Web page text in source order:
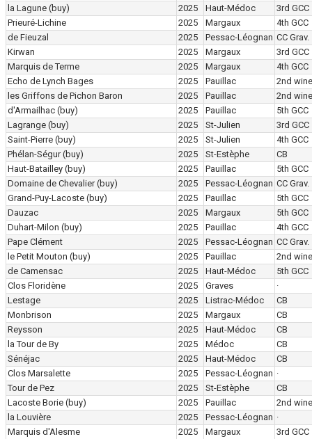
la Lagune (buy) 2025 Haut-Médoc
3rd GCC
Prieuré-Lichine
2025 Margaux
4th GCC
de Fieuzal
2025 Pessac-Léognan CC Grav.
Kirwan
2025 Margaux
3rd GCC
Marquis de Terme
2025 Margaux
4th GCC
Echo de Lynch Bages
2025 Pauillac
2nd wine
les Griffons de Pichon Baron
2025 Pauillac
2nd wine
d'Armailhac (buy) 2025 Pauillac
5th GCC
Lagrange (buy) 2025 St-Julien
3rd GCC
Saint-Pierre (buy) 2025 St-Julien
4th GCC
Phélan-Ségur (buy) 2025 St-Estèphe
CB
Haut-Batailley (buy) 2025 Pauillac
5th GCC
Domaine de Chevalier (buy) 2025 Pessac-Léognan CC Grav.
Grand-Puy-Lacoste (buy) 2025 Pauillac
5th GCC
Dauzac
2025 Margaux
5th GCC
Duhart-Milon (buy) 2025 Pauillac
4th GCC
Pape Clément
2025 Pessac-Léognan CC Grav.
le Petit Mouton (buy) 2025 Pauillac
2nd wine
de Camensac
2025 Haut-Médoc
5th GCC
Clos Floridène
2025 Graves
·
Lestage
2025 Listrac-Médoc
CB
Monbrison
2025 Margaux
CB
Reysson
2025 Haut-Médoc
CB
la Tour de By
2025 Médoc
CB
Sénéjac
2025 Haut-Médoc
CB
Clos Marsalette
2025 Pessac-Léognan ·
Tour de Pez
2025 St-Estèphe
CB
Lacoste Borie (buy) 2025 Pauillac
2nd wine
la Louvière
2025 Pessac-Léognan ·
Marquis d'Alesme
2025 Margaux 3rd GCC